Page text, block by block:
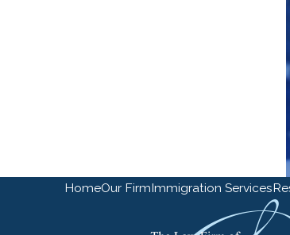
HomeOur FirmImmigration Services